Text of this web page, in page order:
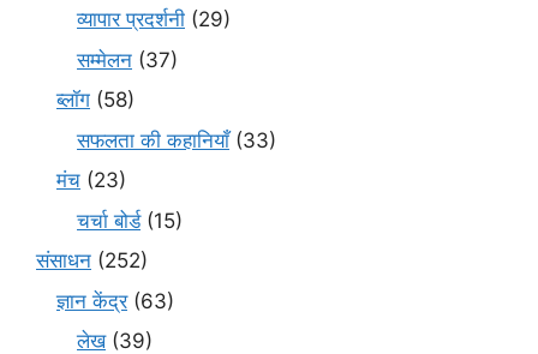
व्यापार प्रदर्शनी (29)
सम्मेलन (37)
ब्लॉग (58)
सफलता की कहानियाँ(33)
मंच (23)
चर्चा बोर्ड(15)
संसाधन (252)
ज्ञान केंद्र(63)
लेख(39)